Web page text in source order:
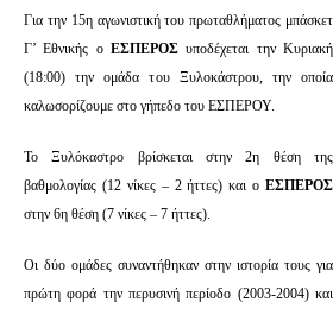
Για την 15η αγωνιστική του πρωταθλήματος μπάσκετ
Γ’ Εθνικής ο ΕΣΠΕΡΟΣ υποδέχεται την Κυριακή
(18:00) την ομάδα του Ξυλοκάστρου, την οποία
καλωσορίζουμε στο γήπεδο του ΕΣΠΕΡΟΥ.
Το Ξυλόκαστρο βρίσκεται στην 2η θέση της
βαθμολογίας (12 νίκες – 2 ήττες) και ο ΕΣΠΕΡΟΣ
στην 6η θέση (7 νίκες – 7 ήττες).
Οι δύο ομάδες συναντήθηκαν στην ιστορία τους για
πρώτη φορά την περυσινή περίοδο (2003-2004) και